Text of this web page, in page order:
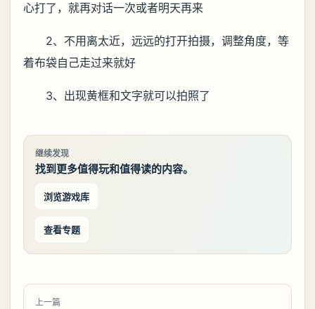
心打了，就再对话一次或者明天再来
2、不用离太近，远远的打开拍摄，调整角度，等
着布袋自己走过来就好
3、出现黄框和文字就可以拍照了
继续发现
找到更多值得玩和值得读的内容。
浏览游戏库
查看专题
上一篇